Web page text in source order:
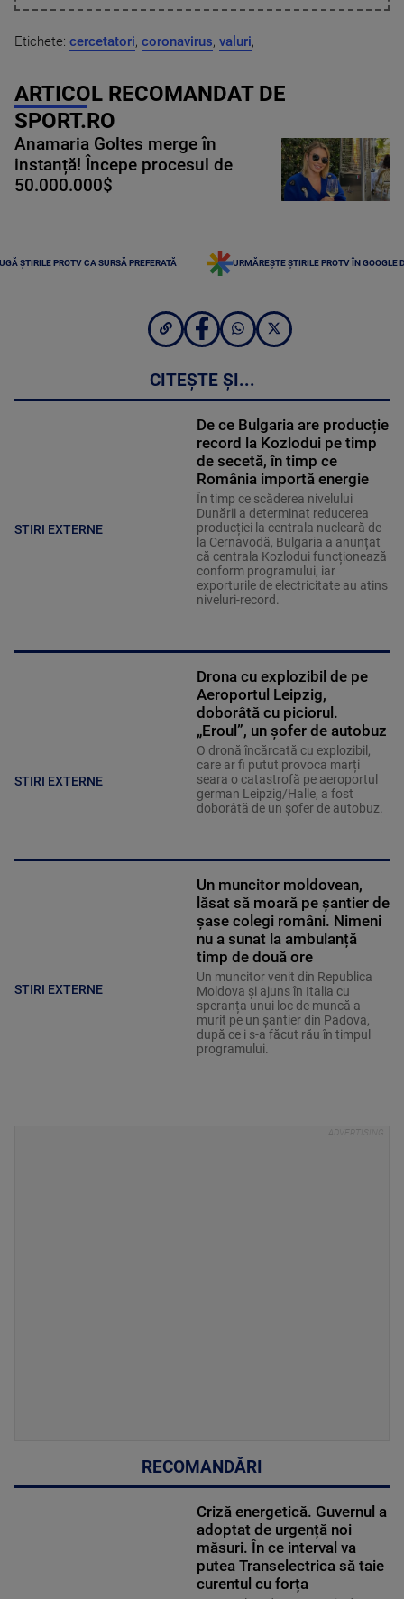
Etichete: cercetatori, coronavirus, valuri,
ARTICOL RECOMANDAT DE
SPORT.RO
Anamaria Goltes merge în
instanță! Începe procesul de
50.000.000$
ȘTIRILE PROTV CA SURSĂ PREFERATĂ URMĂREȘTE ȘTIRILE PROTV ÎN GOOGLE
CITEȘTE ȘI...
STIRI EXTERNE
De ce Bulgaria are producție
record la Kozlodui pe timp
de secetă, în timp ce
România importă energie
În timp ce scăderea nivelului
Dunării a determinat reducerea
producției la centrala nucleară de
la Cernavodă, Bulgaria a anunțat
că centrala Kozlodui funcționează
conform programului, iar
exporturile de electricitate au atins
niveluri-record.
STIRI EXTERNE
Drona cu explozibil de pe
Aeroportul Leipzig,
doborâtă cu piciorul.
„Eroul”, un șofer de autobuz
O dronă încărcată cu explozibil,
care ar fi putut provoca marți
seara o catastrofă pe aeroportul
german Leipzig/Halle, a fost
doborâtă de un șofer de autobuz.
STIRI EXTERNE
Un muncitor moldovean,
lăsat să moară pe șantier de
șase colegi români. Nimeni
nu a sunat la ambulanță
timp de două ore
Un muncitor venit din Republica
Moldova și ajuns în Italia cu
speranța unui loc de muncă a
murit pe un șantier din Padova,
după ce i s-a făcut rău în timpul
programului.
RECOMANDĂRI
Criză energetică. Guvernul a
adoptat de urgență noi
măsuri. În ce interval va
putea Transelectrica să taie
curentul cu forța